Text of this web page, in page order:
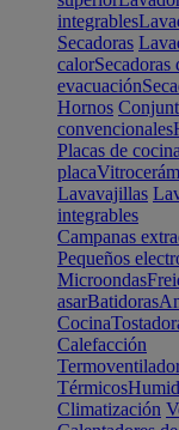
integrables
Secadoras
calorSecadoras
evacuación
Hornos
convencionales
Placas de cocina
placa
Lavavajillas
integrables
Campanas
Pequeños
Microondas
asarBatidoras
Cocina
Calefacción
Térmicos
Climatización